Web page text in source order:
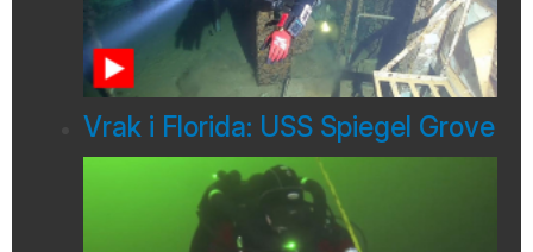
Vrak i Florida: USS Spiegel Grove